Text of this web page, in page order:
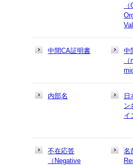
中間CA証明書
中
内部名
ン
イ
不在応答
（Negative
名